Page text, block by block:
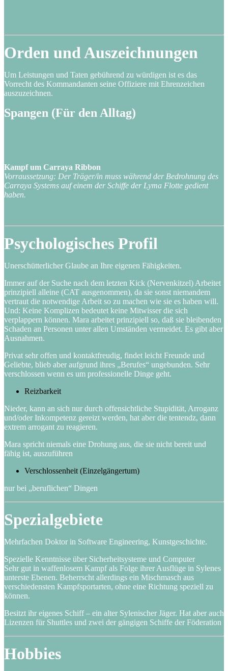
Orden und Auszeichnungen
Um Leistungen und Taten gebührend zu würdigen ist es das
Vorrecht des Kommandanten seine Offiziere mit Ehrenzeichen
auszuzeichnen.
Spangen (Für den Alltag)
Kampf um Carraya Ribbon
Vorraussetzung: Der Träger/in muss während der Bedrohnung des
Carraya Systems auf einem der Schiffe der Lyma Flotte gedient
haben.
Psychologisches Profil
Unerschütterlicher Glaube an Ihre eigenen Fähigkeiten.
Immer auf der Suche nach dem letzten Kick (Nervenkitzel) Arbeitet
prinzipiell alleine (CAT ausgenommen), da sie sonst niemandem
vertraut die notwendige Arbeit so zu machen wie sie es haben will.
Und: Keine Komplizen bedeutet keine Mitwisser die sich
verplappern können. Mara arbeitet prinzipiell so, daß sie bleibenden
Schaden an Personen unter allen Umständen vermeidet. Es gibt aber
Ausnahmen.
Privat sehr offen und kontaktfreudig, findet leicht Freunde und
Geliebte, blieb aber aufgrund ihres „Berufes“ ungebunden. Sehr
verschlossen wenn es um professionelle Dinge geht.
Reizbarkeit
Nieder, kann an sich nur durch offensichtliche Stupidität, Arroganz
und/oder Inkompetenz gereizt werden, hat aber die tentendz, dann
extrem arrogant zu reagieren.
Mara spricht niemals eine Drohung aus, die sie nicht bereit und
fähig ist, auszuführen
Verschlossenheit (Einzelgängertum)
nur bei „beruflichen“ Dingen
Spezialgebiete
Mehrfachen Doktor in Software Engineering, Kunstgeschichte.
Spezielle Kenntnisse über Sicherheitsysteme und Computer
Sehr gut in waffenlosem Kampf als Folge ihrer Ausflüge in Sylenes
unterste Ebenen. Beherrscht allerdings ein Mischmasch aus
verschiedensten Kampfsportarten, ohne eine Richtung speziell zu
können.
Besitzt ihr eigenes Schiff – ein alter Sylenischer Jäger. Hat aber auch
Lizenzen für Shuttles und zwei der gängigen Schiffe der Föderation
Hobbies